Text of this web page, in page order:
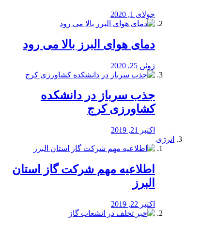
جولای 1, 2020
دمای هوای البرز بالا می رود
ژوئن 25, 2020
جذب سرباز در دانشکده
کشاورزی کرج
اکتبر 21, 2019
انرژی
️اطلاعیه مهم شرکت گاز استان
البرز
اکتبر 22, 2019